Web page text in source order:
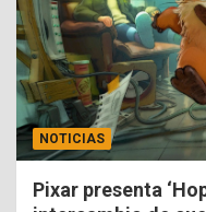
NOTICIAS
Pixar presenta